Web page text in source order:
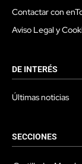
Contactar con
Aviso Legal y
DE INTERÉS
Últimas noticias
SECCIONES